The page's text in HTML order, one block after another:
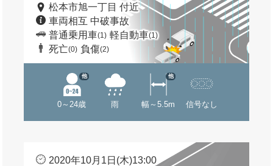
松本市旭一丁目 付近
車両相互 中破事故
普通乗用車(1) 軽自動車(1)
死亡(0) 負傷(2)
0～24歳
他
雨 幅～5.5m
他
信号なし
2020年10月1日(木)13:00